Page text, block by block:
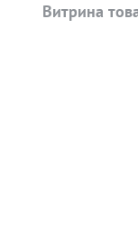
Витрина